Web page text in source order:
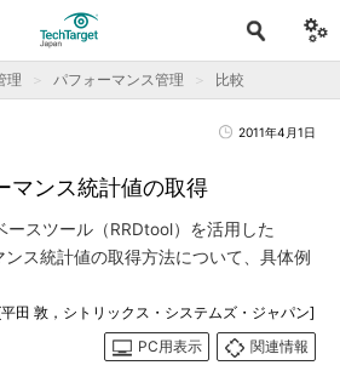
理 パフォーマンス管理 比較
2011年4月1日
マンス統計値の取得
ースツール（RRDtool）を活用した
ス統計値の取得方法について、具体例
田 敦，シトリックス・システムズ・ジャパン]
PC用表示
関連情報